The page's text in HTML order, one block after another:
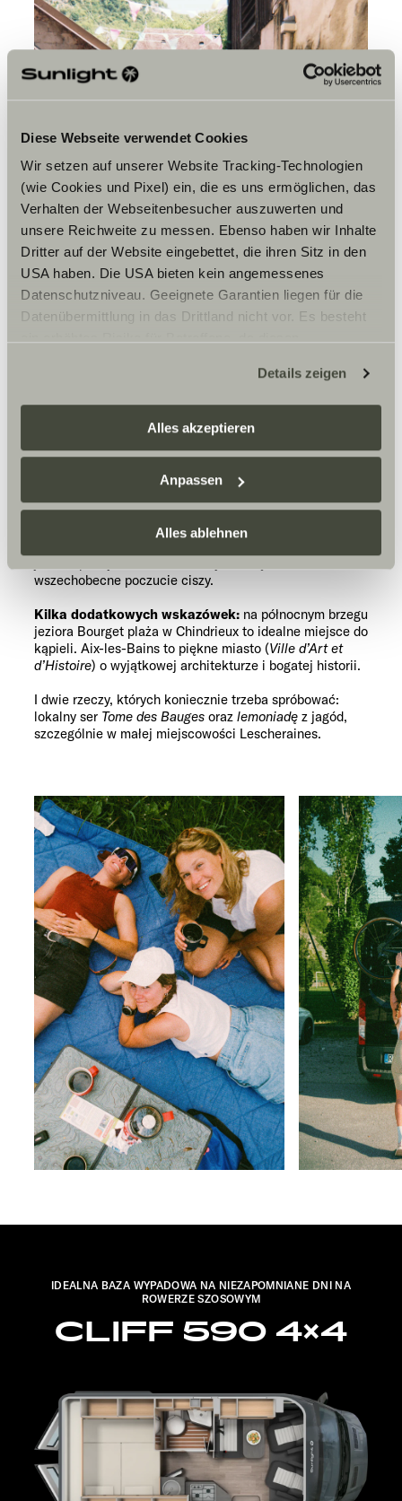
Diese Webseite verwendet Cookies
Wir setzen auf unserer Website Tracking-Technologien
(wie Cookies und Pixel) ein, die es uns ermöglichen, das
Verhalten der Webseitenbesucher auszuwerten und
unsere Reichweite zu messen. Ebenso haben wir Inhalte
Dritter auf der Website eingebettet, die ihren Sitz in den
USA haben. Die USA bieten kein angemessenes
Datenschutzniveau. Geeignete Garantien liegen für die
Datenübermittlung in das Drittland nicht vor. Es besteht
zustehen. Eingesetzte Dienstleister können Daten für
eigene Zwecke verarbeiten und mit anderen Daten
zusammenführen. Weitere Informationen finden Sie hier:
Datenschutzerklärung
einzelne Cookies/Dienste in den Einstellungen aus,
erteilen Sie uns Ihre Einwilligung zur Verarbeitung Ihrer
Daten zu den genannten Zwecken. Die Einwilligung ist
freiwillig, für den Besuch der Website nicht erforderlich
und kann jederzeit über die Einstellungen widerrufen
notwendigen Cookies auf der Webseite gesetzt, die für
den störungsfreien Betrieb der Webseite und die
Ermöglichung der Seitennavigation erforderlich sind.
Details zeigen
Alles akzeptieren
Anpassen
Alles ablehnen
Smaki regionu: jeziora i
góry, ser i lemoniada
wszechobecne poczucie ciszy.
Kilka dodatkowych wskazówek: na północnym brzegu
jeziora Bourget plaża w Chindrieux to idealne miejsce do
kąpieli. Aix-les-Bains to piękne miasto (Ville d’Art et
d’Histoire) o wyjątkowej architekturze i bogatej historii.
I dwie rzeczy, których koniecznie trzeba spróbować:
lokalny ser Tome des Bauges oraz lemoniadę z jagód,
szczególnie w małej miejscowości Lescheraines.
IDEALNA BAZA WYPADOWA NA NIEZAPOMNIANE DNI NA
ROWERZE SZOSOWYM
CLIFF 590 4×4